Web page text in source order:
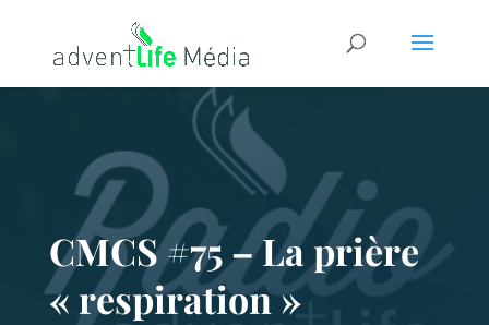
CMCS #75 – La prière
« respiration »